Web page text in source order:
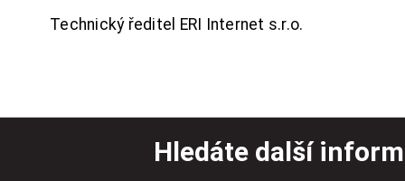
Technický ředitel ERI Internet s.r.o.
Hledáte další